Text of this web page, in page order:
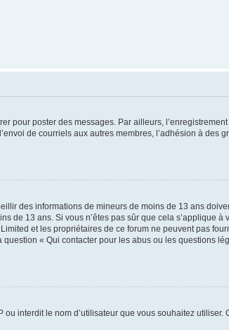
pour poster des messages. Par ailleurs,
de courriels aux autres membres, l’adhésion à des
des informations de mineurs de moins de 13 ans
de 13 ans. Si vous n’êtes pas sûr que cela s’applique à
et les propriétaires de ce forum ne peuvent pas
« Qui contacter pour les abus ou les questions
interdit le nom d’utilisateur que vous souhaitez utiliser.